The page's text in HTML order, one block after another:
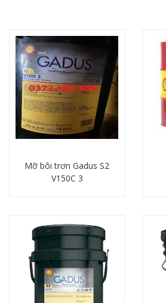
Mỡ bôi trơn Gadus S2
V150C 3